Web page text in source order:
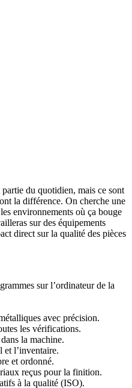
du quotidien, mais ce sont
la différence. On cherche une
environnements où ça bouge
sur des équipements
direct sur la qualité des pièces
sur l’ordinateur de la
avec précision.
les vérifications.
la machine.
et l’inventaire.
et ordonné.
reçus pour la finition.
à la qualité (ISO).